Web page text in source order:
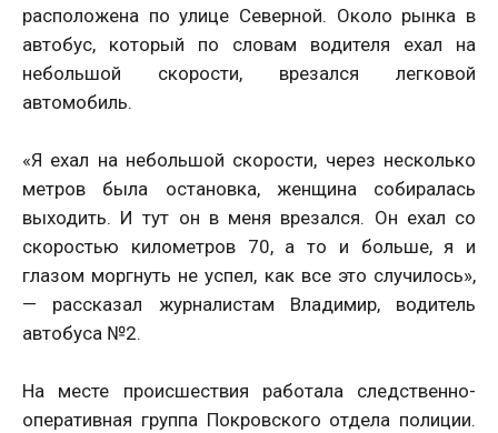
расположена по улице Северной. Около рынка в
автобус, который по словам водителя ехал на
небольшой скорости, врезался легковой
автомобиль.
«Я ехал на небольшой скорости, через несколько
метров была остановка, женщина собиралась
выходить. И тут он в меня врезался. Он ехал со
скоростью километров 70, а то и больше, я и
глазом моргнуть не успел, как все это случилось»,
— рассказал журналистам Владимир, водитель
автобуса №2.
На месте происшествия работала следственно-
оперативная группа Покровского отдела полиции.